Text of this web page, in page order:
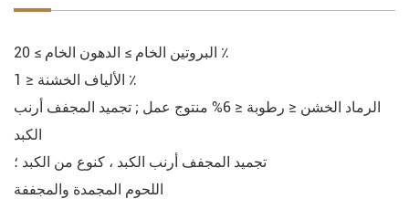
البروتين الخام ≥ الدهون الخام ≥ 20 ٪
الألياف الخشنة ≤ 1 ٪
الرماد الخشن ≤ رطوبة ≤ 6% منتوج عمل ; تجميد المجفف أرنب
الكبد
تجميد المجفف أرنب الكبد ، كنوع من الكبد ؛
اللحوم المجمدة والمجففة